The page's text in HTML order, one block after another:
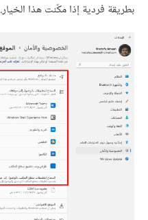
بطريقة فردية إذا مكّنت هذا الخيار.